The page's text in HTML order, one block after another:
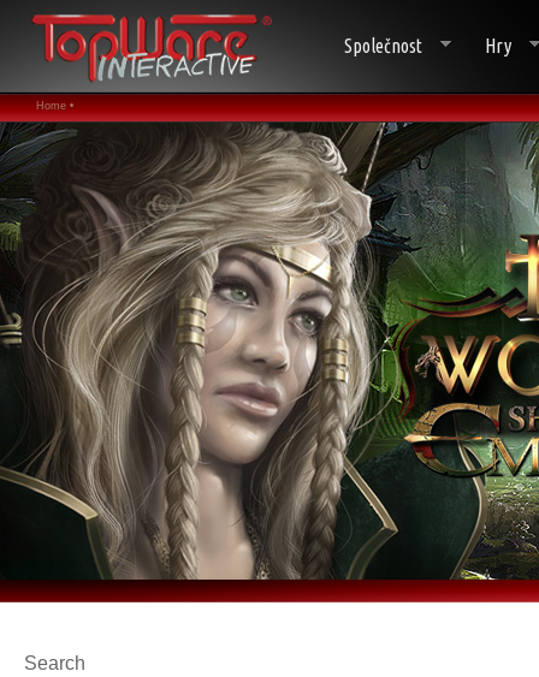
Společnost Hry
Home •
Search